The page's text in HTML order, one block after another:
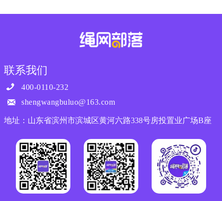
联系我们
 400-0110-232
 shengwangbuluo@163.com
地址：山东省滨州市滨城区黄河六路338号房投置业广场B座